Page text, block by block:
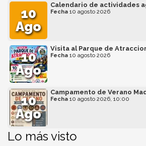
10
Ago
Calendario de actividades
Fecha 10 agosto 2026
10
Ago
Visita al Parque de
Fecha 10 agosto 2026
10
Ago
Campamento de Verano
Fecha 10 agosto 2026, 10:00
Lo más visto